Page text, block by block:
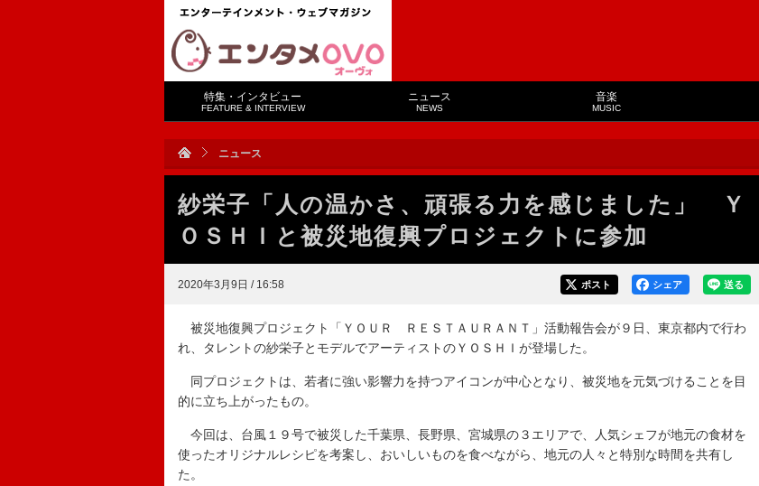
特集・インタビュー
FEATURE & INTERVIEW
ニュース
NEWS
音楽
MUSIC
ニュース
紗栄子「人の温かさ、頑張る力を感じました」 Ｙ
ＯＳＨＩと被災地復興プロジェクトに参加
2020年3月9日 / 16:58 送る
シェア
ポスト
被災地復興プロジェクト「ＹＯＵＲ ＲＥＳＴＡＵＲＡＮＴ」活動報告会が９日、東京都内で行わ
れ、タレントの紗栄子とモデルでアーティストのＹＯＳＨＩが登場した。
同プロジェクトは、若者に強い影響力を持つアイコンが中心となり、被災地を元気づけることを目
的に立ち上がったもの。
今回は、台風１９号で被災した千葉県、長野県、宮城県の３エリアで、人気シェフが地元の食材を
使ったオリジナルレシピを考案し、おいしいものを食べながら、地元の人々と特別な時間を共有し
た。